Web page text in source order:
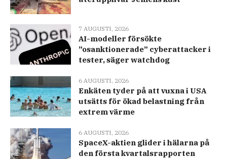
7 AUGUSTI, 2026
AI-modeller försökte
”osanktionerade” cyberattacker i
tester, säger watchdog
6 AUGUSTI, 2026
Enkäten tyder på att vuxna i USA
utsätts för ökad belastning från
extrem värme
6 AUGUSTI, 2026
SpaceX-aktien glider i hälarna på
den första kvartalsrapporten